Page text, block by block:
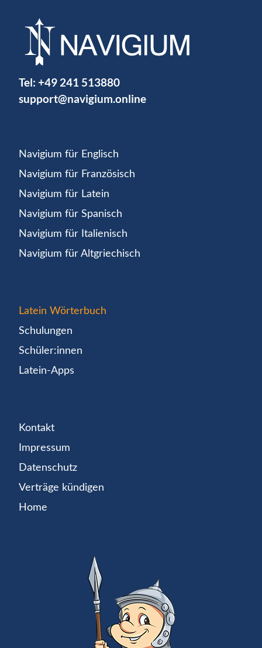
Tel: +49 241 513880
support@navigium.online
Navigium für Englisch
Navigium für Französisch
Navigium für Latein
Navigium für Spanisch
Navigium für Italienisch
Navigium für Altgriechisch
Latein Wörterbuch
Schulungen
Schüler:innen
Latein-Apps
Kontakt
Impressum
Datenschutz
Verträge kündigen
Home